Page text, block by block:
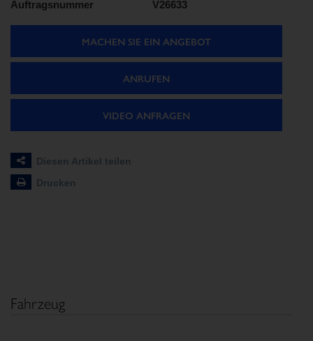
Auftragsnummer
V26633
MACHEN SIE EIN ANGEBOT
ANRUFEN
VIDEO ANFRAGEN
Diesen Artikel teilen
Drucken
Fahrzeug